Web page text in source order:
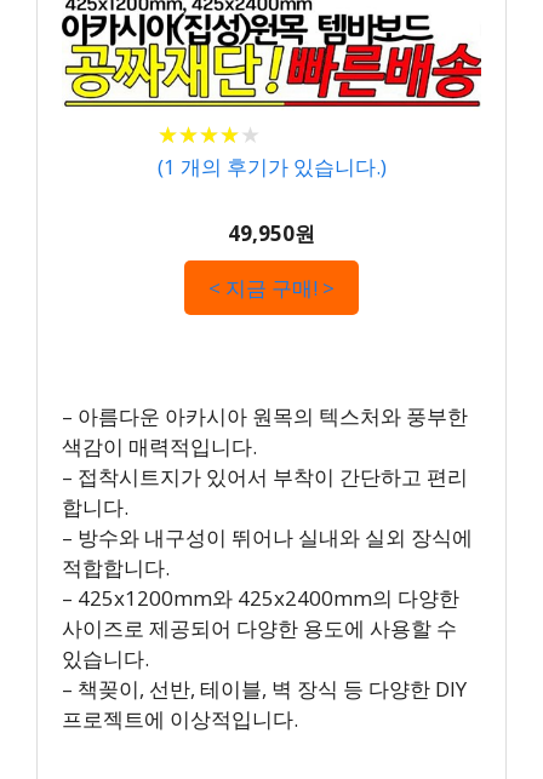
★★★★★
★★★★★
(1 개의 후기가 있습니다.)
49,950원
< 지금 구매! >
– 아름다운 아카시아 원목의 텍스처와 풍부한
색감이 매력적입니다.
– 접착시트지가 있어서 부착이 간단하고 편리
합니다.
– 방수와 내구성이 뛰어나 실내와 실외 장식에
적합합니다.
– 425x1200mm와 425x2400mm의 다양한
사이즈로 제공되어 다양한 용도에 사용할 수
있습니다.
– 책꽂이, 선반, 테이블, 벽 장식 등 다양한 DIY
프로젝트에 이상적입니다.